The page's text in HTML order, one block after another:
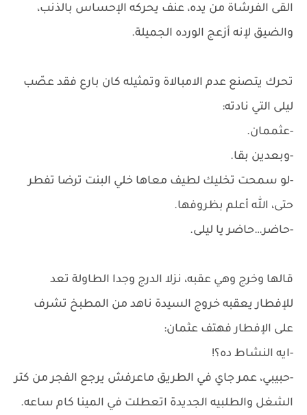
القى الفرشاة من يده، عنف يحركه الإحساس بالذنب،
والضيق لإنه أزعج الورده الجميلة.
تحرك يتصنع عدم الامبالاة وتمثيله كان بارع فقد عصّب
ليلى التي نادته:
-عثممان.
-وبعدين بقا.
-لو سمحت تخليك لطيف معاها خلي البنت ترضا تفطر
حتى، الله أعلم بظروفها.
-حاضر…حاضر يا ليلى.
قالها وخرج وهي عقبه، نزلا الدرج وجدا الطاولة تعد
للإفطار يعقبه خروج السيدة ناهد من المطبخ تشرف
على الإفطار فهتف عثمان:
-ايه النشاط ده؟!
-حبيبي، عمر جاي في الطريق ماعرفش يرجع الفجر من كتر
الشغل والطلبيه الجديدة اتعطلت في المينا كام ساعه.